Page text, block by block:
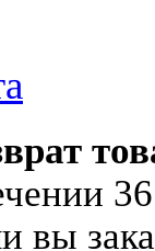
вы